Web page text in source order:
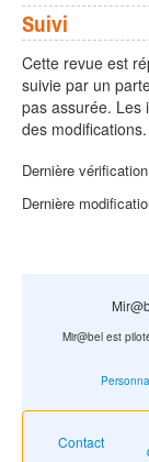
Suivi
Cette revue est
suivie par un
pas assurée. Les
des modifications.
Dernière
Dernière
Contact
Mir@bel est